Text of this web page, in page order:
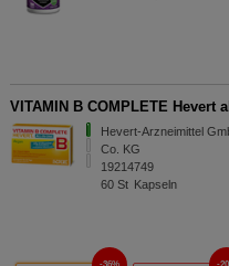
VITAMIN B COMPLETE Hevert
Hevert-Arzneimittel
Co. KG
19214749
60 St Kapseln